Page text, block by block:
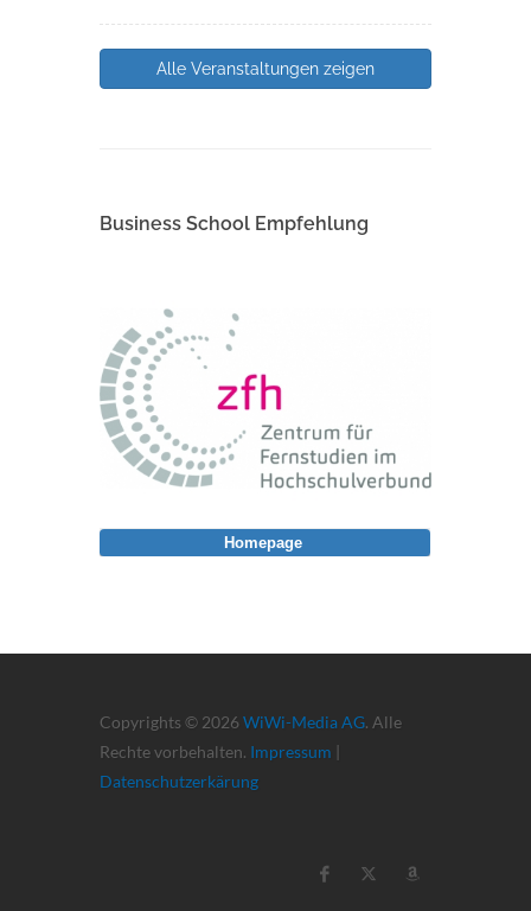
Alle Veranstaltungen zeigen
Business School Empfehlung
Copyrights © 2026 WiWi-Media AG. Alle
Rechte vorbehalten. Impressum |
Datenschutzerkärung
Homepage